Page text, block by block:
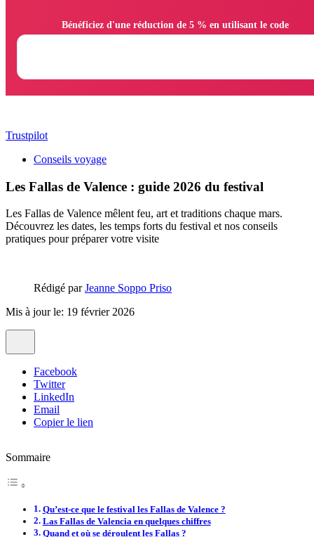
Trustpilot
Conseils voyage
Les Fallas de Valence : guide 2026 du festival
Les Fallas de Valence mêlent feu, art et traditions chaque mars.
Découvrez les dates, les temps forts du festival et nos conseils
pratiques pour préparer votre visite
Rédigé parJeanne Soppo Priso
Mis à jour le: 19 février 2026
Facebook
Twitter
LinkedIn
Email
Copier le lien
Sommaire
Qu’est-ce que le festival les Fallas de Valence ?
Las Fallas de Valencia en quelques chiffres
Quand et où se déroulent les Fallas ?